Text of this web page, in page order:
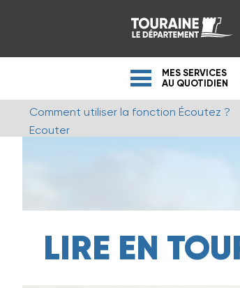
MES SERVICES
AU QUOTIDIEN
Comment utiliser la fonction Écoutez ?
Ecouter
LIRE EN